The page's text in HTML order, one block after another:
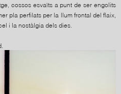
cossos esvaïts a punt de ser engolits
pla perfilats per la llum frontal del flaix,
i la nostàlgia dels dies.